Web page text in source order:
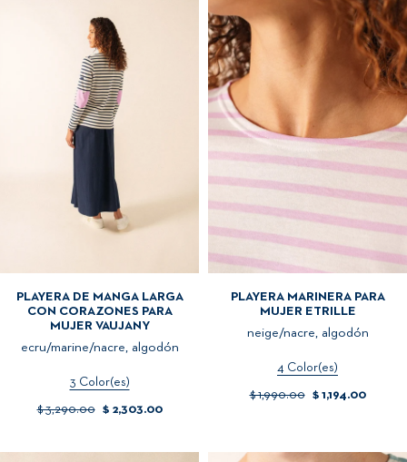
PLAYERA DE MANGA LARGA
CON CORAZONES PARA
MUJER VAUJANY
ecru/marine/nacre, algodón
3 Color(es)
$ 3,290.00 $ 2,303.00
PLAYERA MARINERA PARA
MUJER ETRILLE
neige/nacre, algodón
4 Color(es)
$ 1,990.00 $ 1,194.00